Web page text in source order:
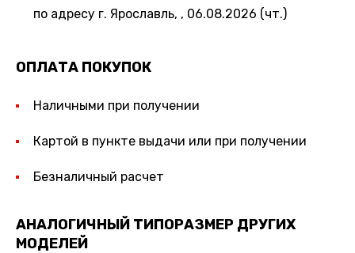
по адресу г. Ярославль, , 06.08.2026 (чт.)
ОПЛАТА ПОКУПОК
Наличными при получении
Картой в пункте выдачи или при получении
Безналичный расчет
АНАЛОГИЧНЫЙ ТИПОРАЗМЕР ДРУГИХ
МОДЕЛЕЙ